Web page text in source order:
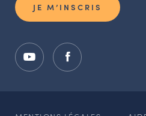
JE M’INSCRIS